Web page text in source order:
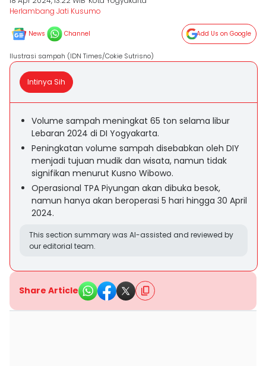
Herlambang Jati Kusumo
News Channel Add Us on Google
Ilustrasi sampah (IDN Times/Cokie Sutrisno)
Intinya Sih
Volume sampah meningkat 65 ton selama libur
Lebaran 2024 di DI Yogyakarta.
Peningkatan volume sampah disebabkan oleh DIY
menjadi tujuan mudik dan wisata, namun tidak
signifikan menurut Kusno Wibowo.
Operasional TPA Piyungan akan dibuka besok,
namun hanya akan beroperasi 5 hari hingga 30 April
2024.
This section summary was AI-assisted and reviewed by
our editorial team.
Share Article